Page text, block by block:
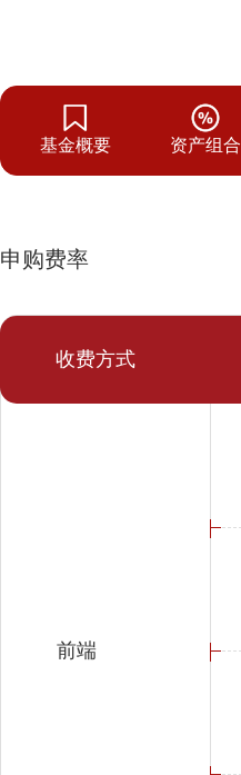
基金概要 资产组合
申购费率
收费方式
前端